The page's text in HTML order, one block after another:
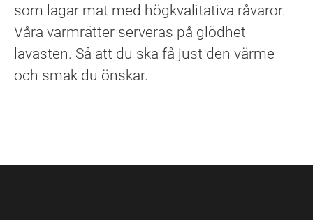
som lagar mat med högkvalitativa råvaror.
Våra varmrätter serveras på glödhet
lavasten. Så att du ska få just den värme
och smak du önskar.